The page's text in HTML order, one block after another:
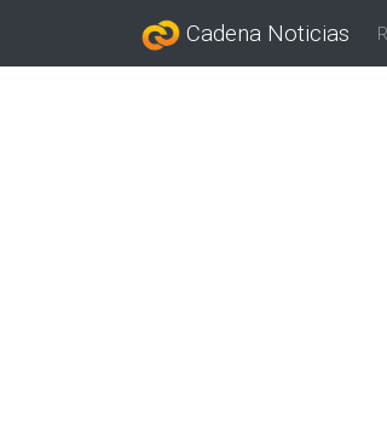
Cadena Noticias